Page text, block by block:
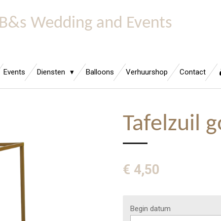
Wedding and Events
Events Diensten Balloons Verhuurshop Contact
Tafelzuil
€ 4,50
Begin datum